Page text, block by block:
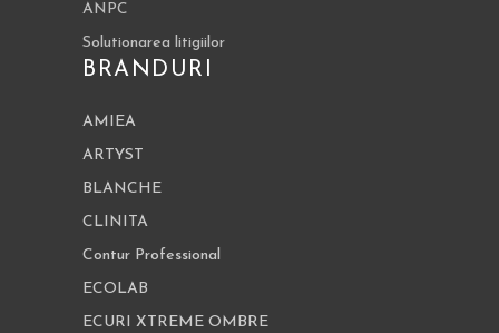
ANPC
Solutionarea litigiilor
BRANDURI
AMIEA
ARTYST
BLANCHE
CLINITA
Contur Professional
ECOLAB
ECURI XTREME OMBRE